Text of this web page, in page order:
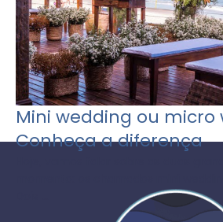
Mini wedding ou micro
Conheça a diferença